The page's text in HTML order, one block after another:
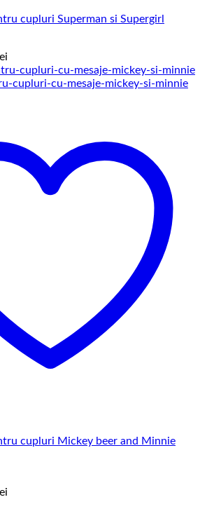
cupluri Superman si Supergirl
lei
de
prețuri:
cupluri Mickey beer and Minnie
lei